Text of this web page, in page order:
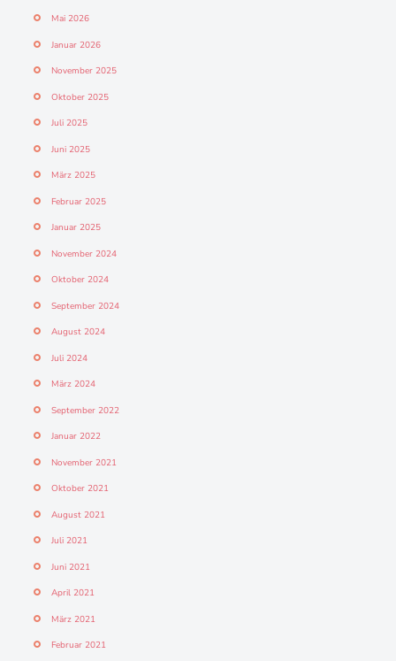
Mai 2026
Januar 2026
November 2025
Oktober 2025
Juli 2025
Juni 2025
März 2025
Februar 2025
Januar 2025
November 2024
Oktober 2024
September 2024
August 2024
Juli 2024
März 2024
September 2022
Januar 2022
November 2021
Oktober 2021
August 2021
Juli 2021
Juni 2021
April 2021
März 2021
Februar 2021